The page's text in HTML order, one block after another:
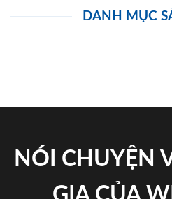
DANH MỤC
NÓI CHUYỆN